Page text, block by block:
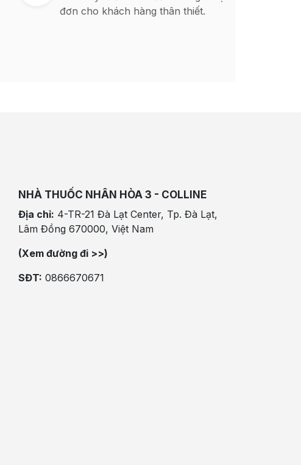
đơn cho khách hàng thân thiết.
NHÀ THUỐC NHÂN HÒA 3 - COLLINE
Địa chỉ: 4-TR-21 Đà Lạt Center, Tp. Đà Lạt,
Lâm Đồng 670000, Việt Nam
(Xem đường đi >>)
SĐT: 0866670671